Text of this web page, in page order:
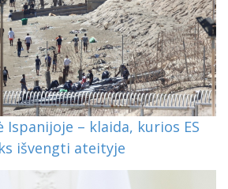
– klaida, kurios ES
išvengti ateityje